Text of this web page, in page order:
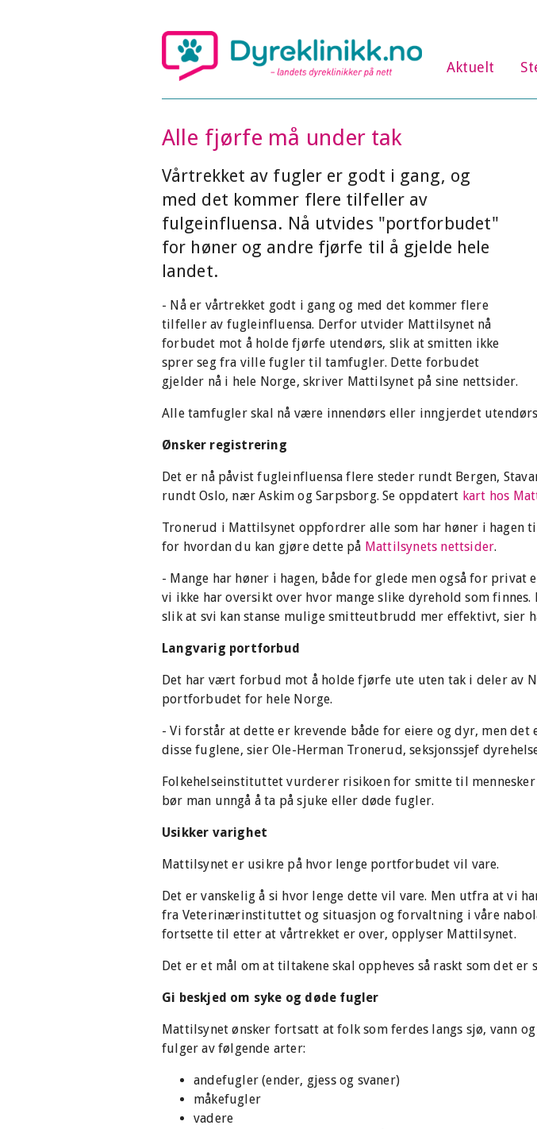
Aktuelt
Alle fjørfe må under tak
Vårtrekket av fugler er godt i gang, og
med det kommer flere tilfeller av
fulgeinfluensa. Nå utvides "portforbudet"
for høner og andre fjørfe til å gjelde hele
landet.
- Nå er vårtrekket godt i gang og med det kommer flere
tilfeller av fugleinfluensa. Derfor utvider Mattilsynet nå
forbudet mot å holde fjørfe utendørs, slik at smitten ikke
sprer seg fra ville fugler til tamfugler. Dette forbudet
gjelder nå i hele Norge, skriver Mattilsynet på sine nettsider.
Alle tamfugler skal nå være innendørs eller inngjerdet
Ønsker registrering
Det er nå påvist fugleinfluensa flere steder rundt Bergen,
rundt Oslo, nær Askim og Sarpsborg. Se oppdatert kart hos
Tronerud i Mattilsynet oppfordrer alle som har høner i hagen
for hvordan du kan gjøre dette på Mattilsynets nettsider.
- Mange har høner i hagen, både for glede men også for
vi ikke har oversikt over hvor mange slike dyrehold som
slik at svi kan stanse mulige smitteutbrudd mer effektivt, sier
Langvarig portforbud
Det har vært forbud mot å holde fjørfe ute uten tak i deler av
portforbudet for hele Norge.
- Vi forstår at dette er krevende både for eiere og dyr, men
disse fuglene, sier Ole-Herman Tronerud, seksjonssjef
Folkehelseinstituttet vurderer risikoen for smitte til
bør man unngå å ta på sjuke eller døde fugler.
Usikker varighet
Mattilsynet er usikre på hvor lenge portforbudet vil vare.
Det er vanskelig å si hvor lenge dette vil vare. Men utfra at vi
fra Veterinærinstituttet og situasjon og forvaltning i våre
fortsette til etter at vårtrekket er over, opplyser Mattilsynet.
Det er et mål om at tiltakene skal oppheves så raskt som det er
Gi beskjed om syke og døde fugler
Mattilsynet ønsker fortsatt at folk som ferdes langs sjø, vann
fulger av følgende arter:
andefugler (ender, gjess og svaner)
måkefugler
vadere